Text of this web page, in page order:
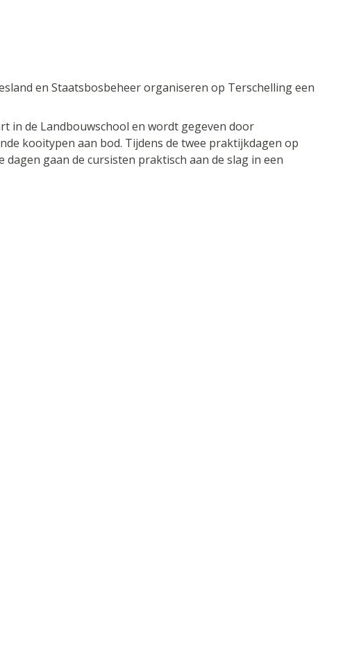
en Staatsbosbeheer organiseren op Terschelling een
in de Landbouwschool en wordt gegeven door
kooitypen aan bod. Tijdens de twee praktijkdagen op
gaan de cursisten praktisch aan de slag in een